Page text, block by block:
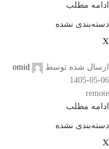
ادامه مطلب
دسته‌بندی نشده
x
ارسال شده توسط
omid
1405-05-06
remote
ادامه مطلب
دسته‌بندی نشده
x